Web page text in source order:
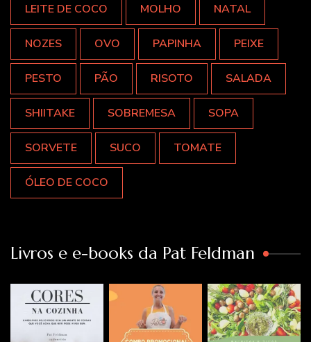
LEITE DE COCO MOLHO NATAL
NOZES OVO PAPINHA PEIXE
PESTO PÃO RISOTO SALADA
SHIITAKE SOBREMESA SOPA
SORVETE SUCO TOMATE
ÓLEO DE COCO
Livros e e-books da Pat Feldman